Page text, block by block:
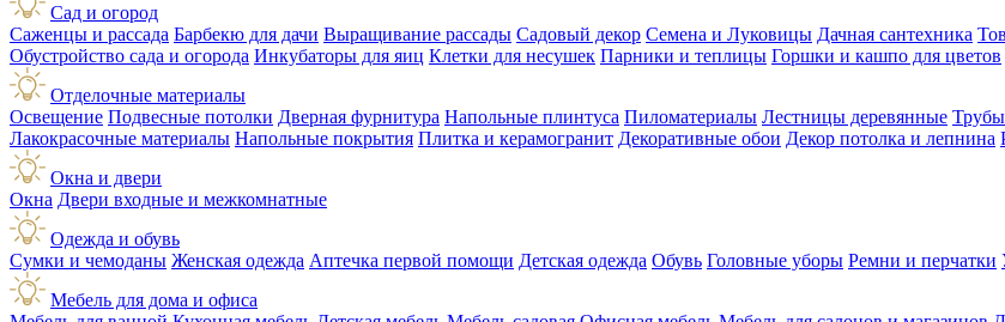
Сад и огород
Саженцы и рассада Барбекю для дачи Выращивание рассады Садовый декор Семена и Луковицы Дачная сантехника
Обустройство сада и огорода Инкубаторы для яиц Клетки для несушек Парники и теплицы Горшки и кашпо для цветов
Отделочные материалы
Освещение Подвесные потолки Дверная фурнитура Напольные плинтуса Пиломатериалы Лестницы деревянные
Лакокрасочные материалы Напольные покрытия Плитка и керамогранит Декоративные обои Декор потолка и лепнина
Окна и двери
Окна Двери входные и межкомнатные
Одежда и обувь
Сумки и чемоданы Женская одежда Аптечка первой помощи Детская одежда Обувь Головные уборы Ремни и перчатки
Мебель для дома и офиса